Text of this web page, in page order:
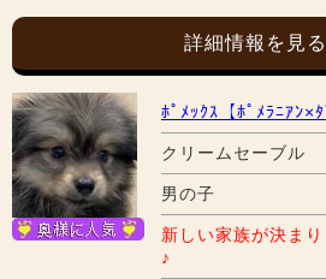
詳細情報を見る
ﾎﾟﾒｯｸｽ【ﾎﾟﾒﾗﾆｱﾝ×ﾀ
クリームセーブル
男の子
新しい家族が決ま
♪